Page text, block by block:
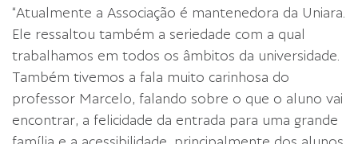
“Atualmente a Associação é mantenedora da Uniara.
Ele ressaltou também a seriedade com a qual
trabalhamos em todos os âmbitos da universidade.
Também tivemos a fala muito carinhosa do
professor Marcelo, falando sobre o que o aluno vai
encontrar, a felicidade da entrada para uma grande